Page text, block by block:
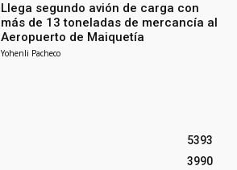
Llega segundo avión de carga con
más de 13 toneladas de mercancía al
Aeropuerto de Maiquetía
Yohenli Pacheco
5393
3990